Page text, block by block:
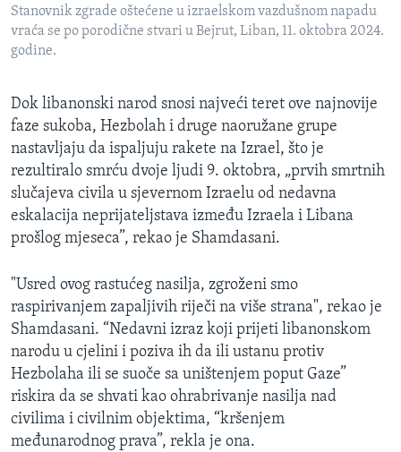
Stanovnik zgrade oštećene u izraelskom vazdušnom napadu
vraća se po porodične stvari u Bejrut, Liban, 11. oktobra 2024.
godine.
Dok libanonski narod snosi najveći teret ove najnovije
faze sukoba, Hezbolah i druge naoružane grupe
nastavljaju da ispaljuju rakete na Izrael, što je
rezultiralo smrću dvoje ljudi 9. oktobra, „prvih smrtnih
slučajeva civila u sjevernom Izraelu od nedavna
eskalacija neprijateljstava između Izraela i Libana
prošlog mjeseca”, rekao je Shamdasani.
"Usred ovog rastućeg nasilja, zgroženi smo
raspirivanjem zapaljivih riječi na više strana", rekao je
Shamdasani. “Nedavni izraz koji prijeti libanonskom
narodu u cjelini i poziva ih da ili ustanu protiv
Hezbolaha ili se suoče sa uništenjem poput Gaze”
riskira da se shvati kao ohrabrivanje nasilja nad
civilima i civilnim objektima, “kršenjem
međunarodnog prava”, rekla je ona.